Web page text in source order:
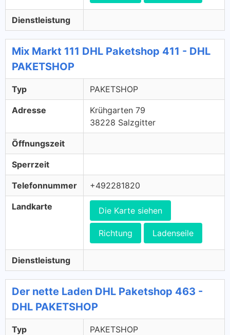
Dienstleistung
Mix Markt 111 DHL Paketshop 411 - DHL
PAKETSHOP
Typ PAKETSHOP
Adresse
Krühgarten 79
38228 Salzgitter
Öffnungszeit
Sperrzeit
Telefonnummer +492281820
Landkarte Die Karte siehen
Richtung Ladenseile
Dienstleistung
Der nette Laden DHL Paketshop 463 -
DHL PAKETSHOP
Typ PAKETSHOP